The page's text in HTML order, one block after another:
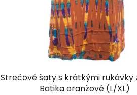
Strečové šaty s krátkými rukávky
Batika oranžové (L/XL)